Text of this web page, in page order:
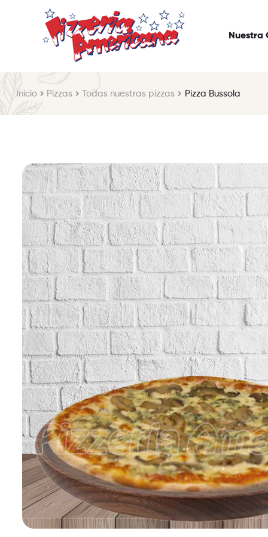
Nuestra
Inicio Pizzas Todas nuestras pizzas Pizza Bussola